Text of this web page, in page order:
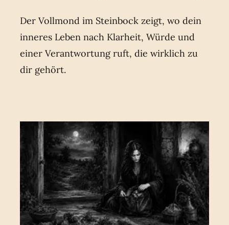
Der Vollmond im Steinbock zeigt, wo dein
inneres Leben nach Klarheit, Würde und
einer Verantwortung ruft, die wirklich zu
dir gehört.